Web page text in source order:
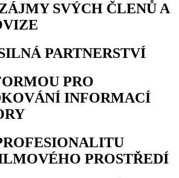
SVÝCH ČLENŮ A
PARTNERSTVÍ
PRO
INFORMACÍ
PROSTŘEDÍ